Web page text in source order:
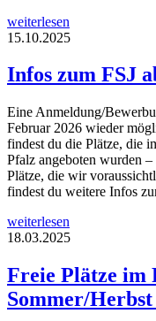
weiterlesen
15.10.2025
Infos zum FSJ
Eine Anmeldung/
Februar 2026 wieder
findest du die Plätze, die
Pfalz angeboten wurden
Plätze, die wir
findest du weitere Infos
weiterlesen
18.03.2025
Freie Plätze im
Sommer/Herbst